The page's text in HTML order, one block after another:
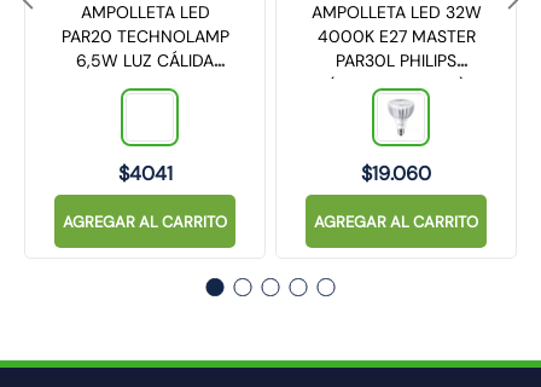
AMPOLLETA LED
PAR20 TECHNOLAMP
6,5W LUZ CÁLIDA
450LM
$4041
AGREGAR AL CARRITO
AMPOLLETA LED 32W
4000K E27 MASTER
PAR30L PHILIPS
(929001354808)
$19.060
AGREGAR AL CARRITO